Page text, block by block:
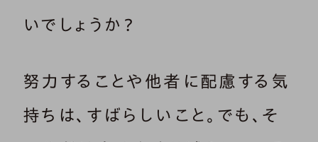
いでしょうか？
努力することや他者に配慮する気
持ちは、すばらしいこと。でも、そ